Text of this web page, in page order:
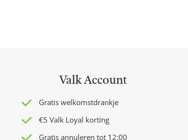
Valk Account
Gratis welkomstdrankje
€5 Valk Loyal korting
Gratis annuleren tot 12:00